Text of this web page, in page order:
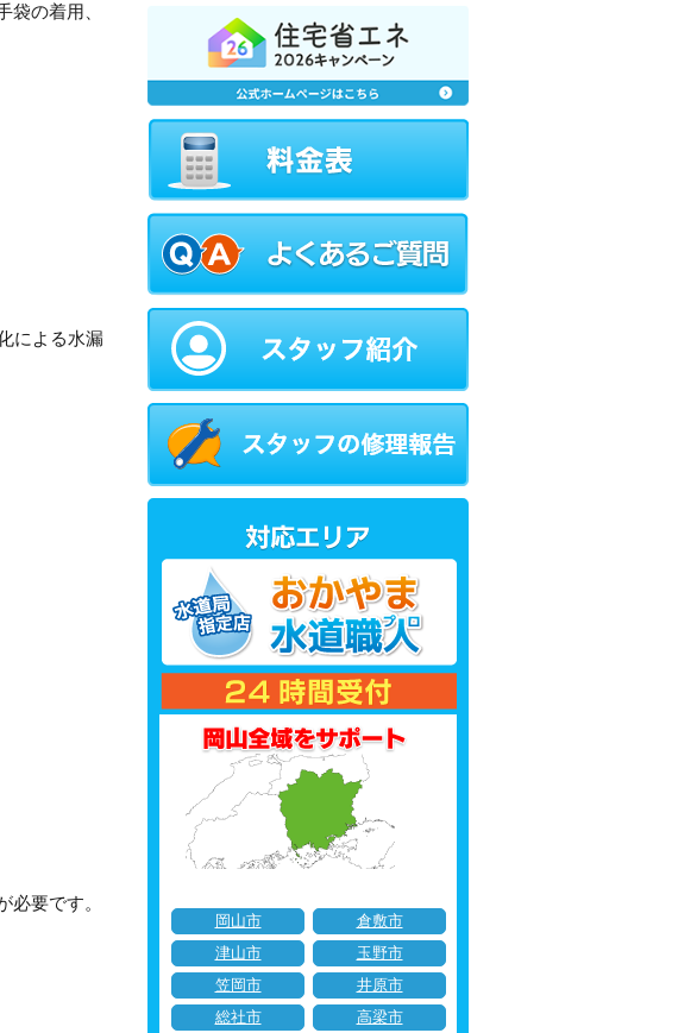
の着用、
による水漏
要です。
岡山市
倉敷市
津山市
玉野市
笠岡市
井原市
総社市
高梁市